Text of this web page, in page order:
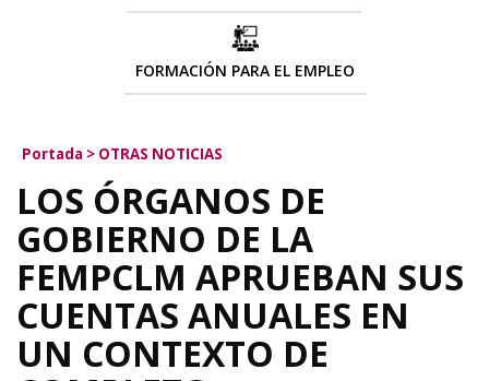
FORMACIÓN PARA EL EMPLEO
Portada > OTRAS NOTICIAS
LOS ÓRGANOS DE
GOBIERNO DE LA
FEMPCLM APRUEBAN SUS
CUENTAS ANUALES EN
UN CONTEXTO DE